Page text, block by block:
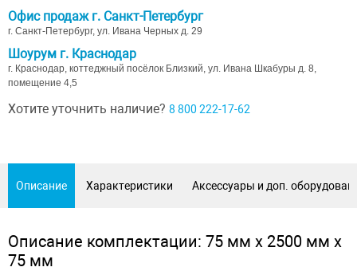
Офис продаж г. Санкт-Петербург
г. Санкт-Петербург, ул. Ивана Черных д. 29
Шоурум г. Краснодар
г. Краснодар, коттеджный посёлок Близкий, ул. Ивана Шкабуры д. 8,
помещение 4,5
Хотите уточнить наличие? 8 800 222-17-62
Описание Характеристики Аксессуары и доп.
Описание комплектации: 75 мм х 2500 мм х
75 мм